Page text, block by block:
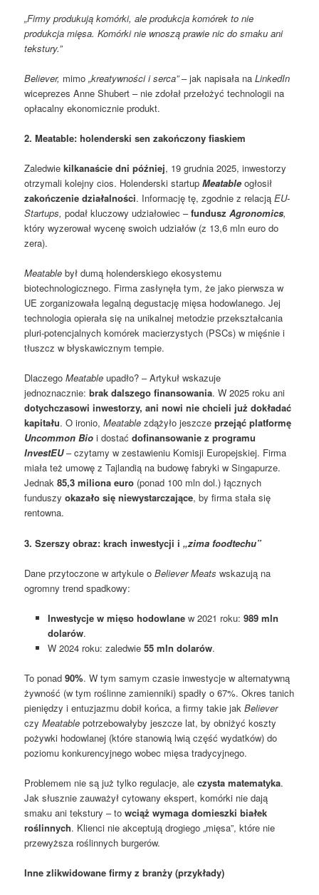
„Firmy produkują komórki, ale produkcja komórek to nie
produkcja mięsa. Komórki nie wnoszą prawie nic do smaku ani
tekstury.”
Believer, mimo„kreatywności i serca”– jak napisała naLinkedIn
wiceprezes Anne Shubert – nie zdołał przełożyć technologii na
opłacalny ekonomicznie produkt.
2. Meatable: holenderski sen zakończony fiaskiem
Zaledwiekilkanaście dni później, 19 grudnia 2025, inwestorzy
otrzymali kolejny cios. Holenderski startupMeatable ogłosił
zakończenie działalności. Informację tę, zgodnie z relacjąEU-
Startups, podał kluczowy udziałowiec –funduszAgronomics,
który wyzerował wycenę swoich udziałów (z 13,6 mln euro do
zera).
Meatable był dumą holenderskiego ekosystemu
biotechnologicznego. Firma zasłynęła tym, że jako pierwsza w
UE zorganizowała legalną degustację mięsa hodowlanego. Jej
technologia opierała się na unikalnej metodzie przekształcania
pluri-potencjalnych komórek macierzystych (PSCs) w mięśnie i
tłuszcz w błyskawicznym tempie.
DlaczegoMeatable upadło? – Artykuł wskazuje
jednoznacznie:brak dalszego finansowania. W 2025 roku ani
dotychczasowi inwestorzy, ani nowi nie chcieli już dokładać
kapitału. O ironio,Meatable zdążyło jeszczeprzejąć platformę
Uncommon Bio i dostaćdofinansowanie z programu
InvestEU– czytamy w zestawieniu Komisji Europejskiej. Firma
miała też umowę z Tajlandią na budowę fabryki w Singapurze.
Jednak85,3 miliona euro (ponad 100 mln dol.) łącznych
funduszyokazało się niewystarczające, by firma stała się
rentowna.
3. Szerszy obraz: krach inwestycji i„zima foodtechu”
Dane przytoczone w artykule oBeliever Meats wskazują na
ogromny trend spadkowy:
Inwestycje w mięso hodowlanew 2021 roku: 989 mln
dolarów.
W 2024 roku: zaledwie 55 mln dolarów.
To ponad90%. W tym samym czasie inwestycje w alternatywną
żywność (w tym roślinne zamienniki) spadły o 67%. Okres tanich
pieniędzy i entuzjazmu dobił końca, a firmy takie jakBeliever
czyMeatable potrzebowałyby jeszcze lat, by obniżyć koszty
pożywki hodowlanej (które stanowią lwią część wydatków) do
poziomu konkurencyjnego wobec mięsa tradycyjnego.
Problemem nie są już tylko regulacje, aleczysta matematyka.
Jak słusznie zauważył cytowany ekspert, komórki nie dają
smaku ani tekstury – towciąż wymaga domieszki białek
roślinnych. Klienci nie akceptują drogiego „mięsa”, które nie
przewyższa roślinnych burgerów.
Inne zlikwidowane firmy z branży (przykłady)